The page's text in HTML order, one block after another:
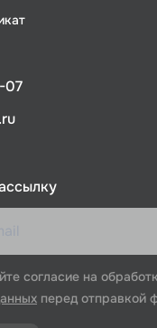
07
согласие на
перед отправкой